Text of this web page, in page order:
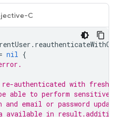
C
.
nil {
authenticated with fresh
able to perform sensitive
email or password update.
available in